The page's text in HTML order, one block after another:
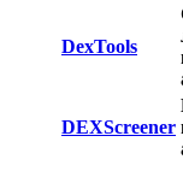
DexTools
DEXScreener